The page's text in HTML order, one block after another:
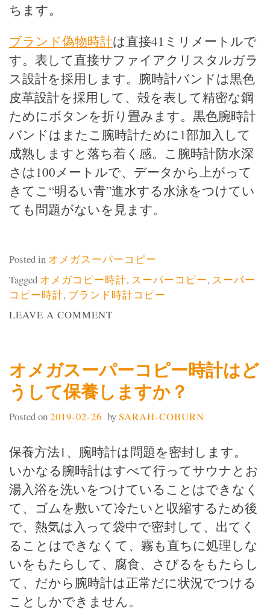
ちます。
ブランド偽物時計は直接41ミリメートルで
す。表して直接サファイアクリスタルガラ
ス設計を採用します。腕時計バンドは黒色
皮革設計を採用して、殻を表して精密な鋼
ためにボタンを折り畳みます。黒色腕時計
バンドはまたこ腕時計ために1部加入して
成熟しますと落ち着く感。こ腕時計防水深
さは100メートルで、データから上がって
きてこ“明るい青”進水する水泳をつけてい
ても問題がないを見ます。
Posted in オメガスーパーコピー
Tagged オメガコピー時計, スーパーコピー, スーパー
コピー時計, ブランド時計コピー
LEAVE A COMMENT
ガ
腕
時
計
コ
ー
小
皿
は
シ
リ
ー
ズ
を
飛
び
オメガスーパーコピー時計はど
うして保養しますか？
Posted on2019-02-26 bySARAH-COBURN
保養方法1、腕時計は問題を密封します。
いかなる腕時計はすべて行ってサウナとお
湯入浴を洗いをつけていることはできなく
て、ゴムを敷いて冷たいと収縮するため後
で、熱気は入って袋中で密封して、出てく
ることはできなくて、霧も直ちに処理しな
いをもたらして、腐食、さびるをもたらし
て、だから腕時計は正常だに状況でつける
ことしかできません。